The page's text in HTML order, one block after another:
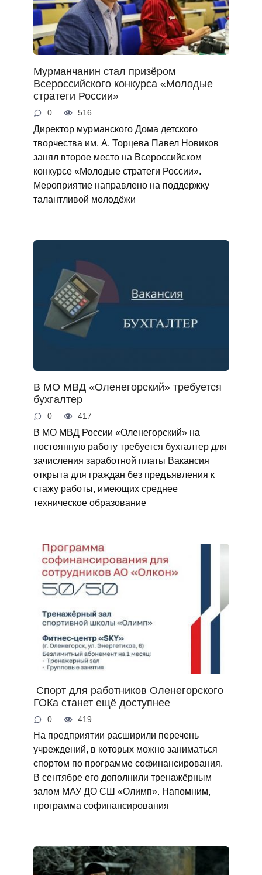
Мурманчанин стал призёром
Всероссийского конкурса «Молодые
стратеги России»
0 516
Директор мурманского Дома детского
творчества им. А. Торцева Павел Новиков
занял второе место на Всероссийском
конкурсе «Молодые стратеги России».
Мероприятие направлено на поддержку
талантливой молодёжи
В МО МВД «Оленегорский» требуется
бухгалтер
0 417
В МО МВД России «Оленегорский» на
постоянную работу требуется бухгалтер для
зачисления заработной платы Вакансия
открыта для граждан без предъявления к
стажу работы, имеющих среднее
техническое образование
Спорт для работников Оленегорского
ГОКа станет ещё доступнее
0 419
На предприятии расширили перечень
учреждений, в которых можно заниматься
спортом по программе софинансирования.
В сентябре его дополнили тренажёрным
залом МАУ ДО СШ «Олимп». Напомним,
программа софинансирования